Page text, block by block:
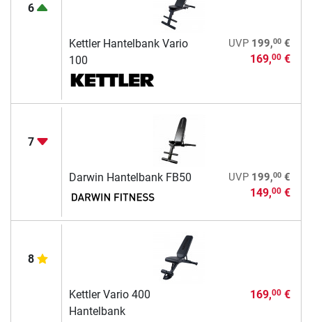
6
Kettler Hantelbank Vario
100
UVP 199,00€
169,00€
7
Darwin Hantelbank FB50 UVP 199,00€
149,00€
8
Kettler Vario 400
Hantelbank
169,00€